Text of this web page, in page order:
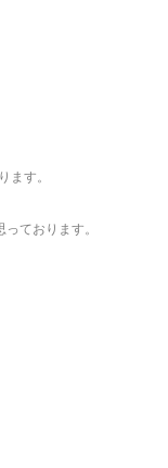
ます。
ております。